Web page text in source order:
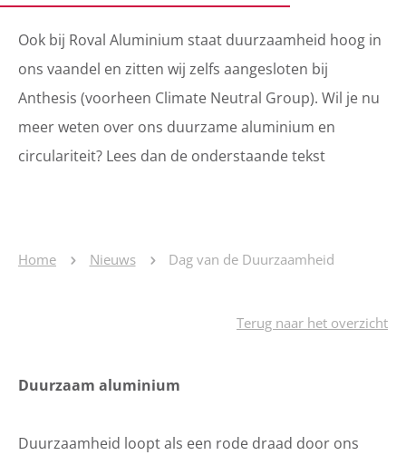
Ook bij Roval Aluminium staat duurzaamheid hoog in
ons vaandel en zitten wij zelfs aangesloten bij
Anthesis (voorheen Climate Neutral Group). Wil je nu
meer weten over ons duurzame aluminium en
circulariteit? Lees dan de onderstaande tekst
Home Nieuws Dag van de Duurzaamheid
Terug naar het overzicht
Duurzaam aluminium
Duurzaamheid loopt als een rode draad door ons